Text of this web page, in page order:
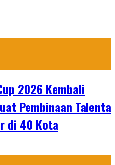
2026 Kembali
Pembinaan Talenta
di 40 Kota